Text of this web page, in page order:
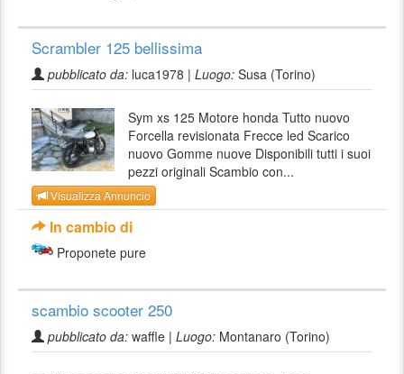
Scrambler 125 bellissima
pubblicato da: luca1978 | Luogo: Susa (Torino)
Sym xs 125 Motore honda Tutto nuovo
Forcella revisionata Frecce led Scarico
nuovo Gomme nuove Disponibili tutti i suoi
pezzi originali Scambio con...
Visualizza Annuncio
In cambio di
Proponete pure
scambio scooter 250
pubblicato da: waffle | Luogo: Montanaro (Torino)